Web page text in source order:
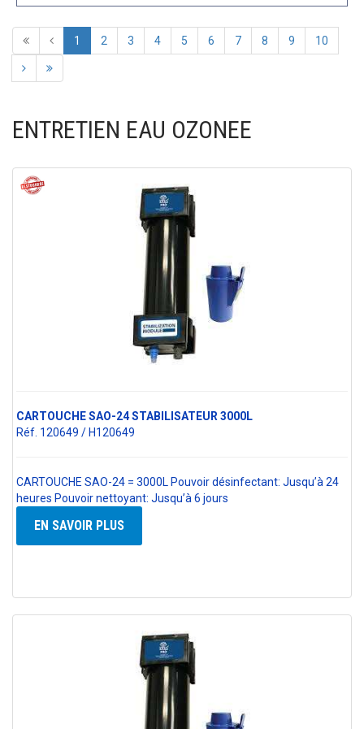
1 2 3 4 5 6 7 8 9 10
ENTRETIEN EAU OZONEE
CARTOUCHE SAO-24 STABILISATEUR 3000L
Réf. 120649 / H120649
CARTOUCHE SAO-24 = 3000L Pouvoir désinfectant: Jusqu’à 24
heures Pouvoir nettoyant: Jusqu’à 6 jours
EN SAVOIR PLUS